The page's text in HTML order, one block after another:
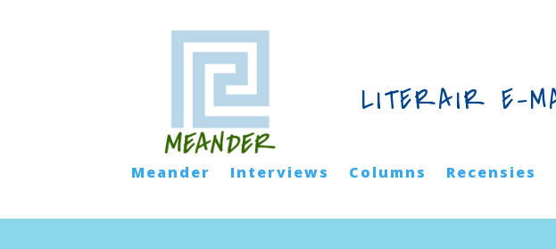
LITERAIR E-
Meander Interviews Columns Recensies